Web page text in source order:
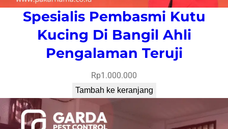
Spesialis Pembasmi Kutu
Kucing Di Bangil Ahli
Pengalaman Teruji
Rp1.000.000
Tambah ke keranjang